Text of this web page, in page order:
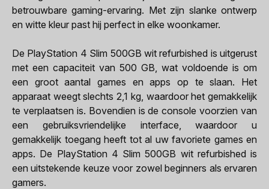
betrouwbare gaming-ervaring. Met zijn slanke ontwerp
en witte kleur past hij perfect in elke woonkamer.
De PlayStation 4 Slim 500GB wit refurbished is uitgerust
met een capaciteit van 500 GB, wat voldoende is om
een groot aantal games en apps op te slaan. Het
apparaat weegt slechts 2,1 kg, waardoor het gemakkelijk
te verplaatsen is. Bovendien is de console voorzien van
een gebruiksvriendelijke interface, waardoor u
gemakkelijk toegang heeft tot al uw favoriete games en
apps. De PlayStation 4 Slim 500GB wit refurbished is
een uitstekende keuze voor zowel beginners als ervaren
gamers.